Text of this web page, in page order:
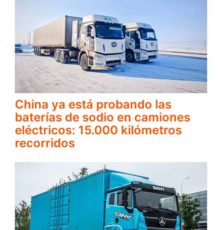
China ya está probando las
baterías de sodio en camiones
eléctricos: 15.000 kilómetros
recorridos